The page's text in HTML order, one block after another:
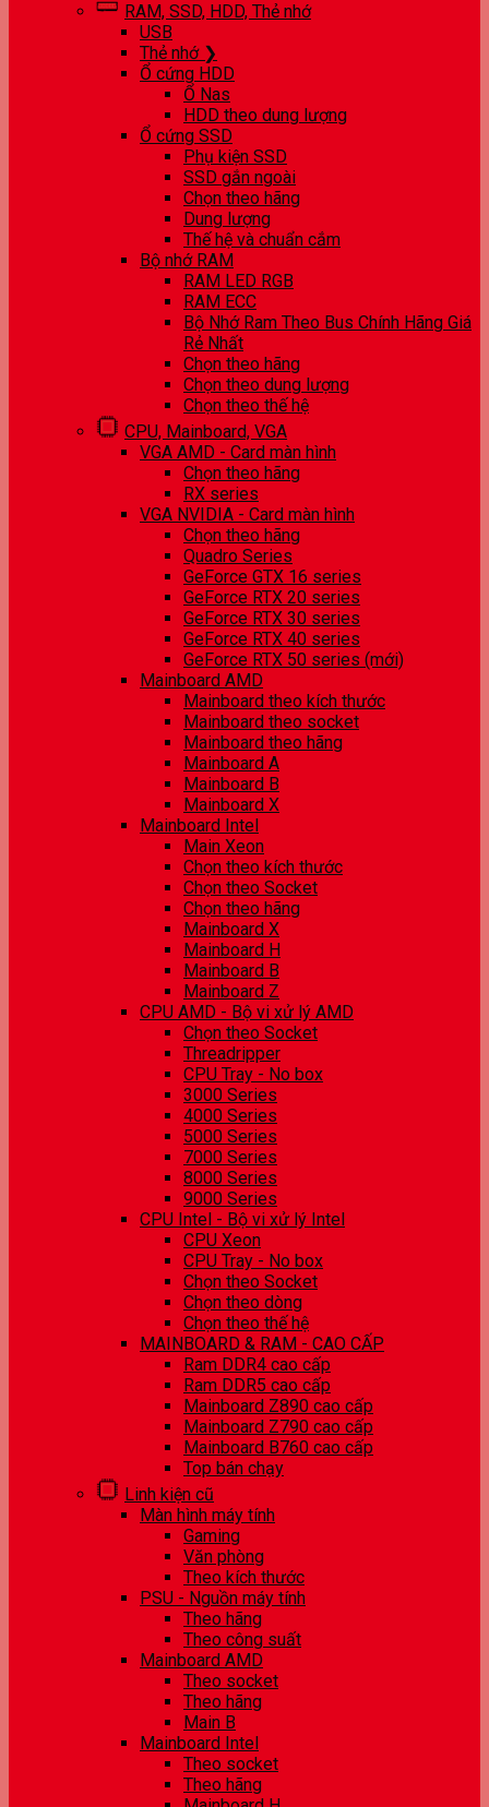
RAM, SSD, HDD, Thẻ nhớ
USB
Thẻ nhớ ❯
Ổ cứng HDD
Ổ Nas
HDD theo dung lượng
Ổ cứng SSD
Phụ kiện SSD
SSD gắn ngoài
Chọn theo hãng
Dung lượng
Thế hệ và chuẩn cắm
Bộ nhớ RAM
RAM LED RGB
RAM ECC
Bộ Nhớ Ram Theo Bus Chính Hãng Giá
Rẻ Nhất
Chọn theo hãng
Chọn theo dung lượng
Chọn theo thế hệ
CPU, Mainboard, VGA
VGA AMD - Card màn hình
Chọn theo hãng
RX series
VGA NVIDIA - Card màn hình
Chọn theo hãng
Quadro Series
GeForce GTX 16 series
GeForce RTX 20 series
GeForce RTX 30 series
GeForce RTX 40 series
GeForce RTX 50 series (mới)
Mainboard AMD
Mainboard theo kích thước
Mainboard theo socket
Mainboard theo hãng
Mainboard A
Mainboard B
Mainboard X
Mainboard Intel
Main Xeon
Chọn theo kích thước
Chọn theo Socket
Chọn theo hãng
Mainboard X
Mainboard H
Mainboard B
Mainboard Z
CPU AMD - Bộ vi xử lý AMD
Chọn theo Socket
Threadripper
CPU Tray - No box
3000 Series
4000 Series
5000 Series
7000 Series
8000 Series
9000 Series
CPU Intel - Bộ vi xử lý Intel
CPU Xeon
CPU Tray - No box
Chọn theo Socket
Chọn theo dòng
Chọn theo thế hệ
MAINBOARD & RAM - CAO CẤP
Ram DDR4 cao cấp
Ram DDR5 cao cấp
Mainboard Z890 cao cấp
Mainboard Z790 cao cấp
Mainboard B760 cao cấp
Top bán chạy
Linh kiện cũ
Màn hình máy tính
Gaming
Văn phòng
Theo kích thước
PSU - Nguồn máy tính
Theo hãng
Theo công suất
Mainboard AMD
Theo socket
Theo hãng
Main B
Mainboard Intel
Theo socket
Theo hãng